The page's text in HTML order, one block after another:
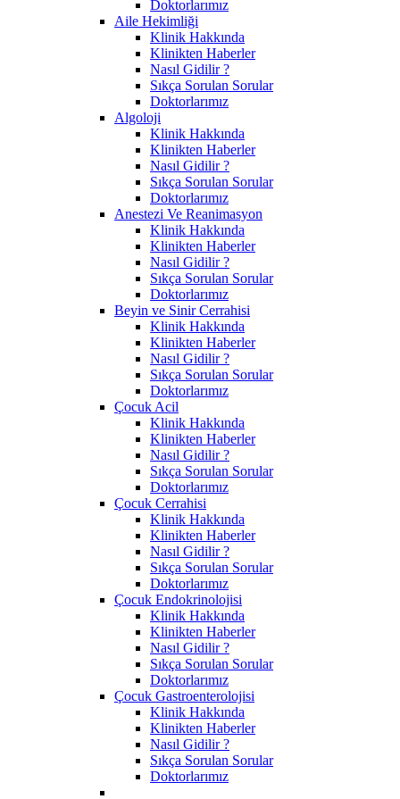
Doktorlarımız
Aile Hekimliği
Klinik Hakkında
Klinikten Haberler
Nasıl Gidilir ?
Sıkça Sorulan Sorular
Doktorlarımız
Algoloji
Klinik Hakkında
Klinikten Haberler
Nasıl Gidilir ?
Sıkça Sorulan Sorular
Doktorlarımız
Anestezi Ve Reanimasyon
Klinik Hakkında
Klinikten Haberler
Nasıl Gidilir ?
Sıkça Sorulan Sorular
Doktorlarımız
Beyin ve Sinir Cerrahisi
Klinik Hakkında
Klinikten Haberler
Nasıl Gidilir ?
Sıkça Sorulan Sorular
Doktorlarımız
Çocuk Acil
Klinik Hakkında
Klinikten Haberler
Nasıl Gidilir ?
Sıkça Sorulan Sorular
Doktorlarımız
Çocuk Cerrahisi
Klinik Hakkında
Klinikten Haberler
Nasıl Gidilir ?
Sıkça Sorulan Sorular
Doktorlarımız
Çocuk Endokrinolojisi
Klinik Hakkında
Klinikten Haberler
Nasıl Gidilir ?
Sıkça Sorulan Sorular
Doktorlarımız
Çocuk Gastroenterolojisi
Klinik Hakkında
Klinikten Haberler
Nasıl Gidilir ?
Sıkça Sorulan Sorular
Doktorlarımız